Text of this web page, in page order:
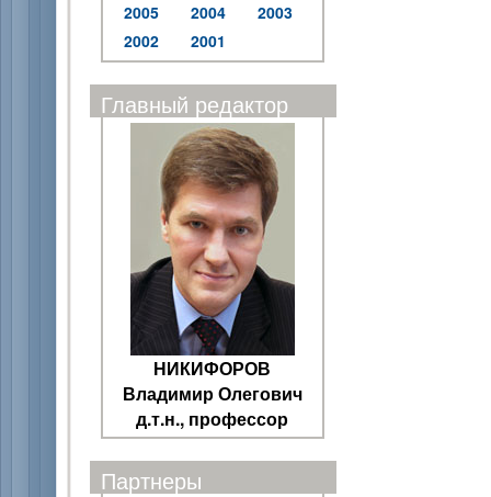
2005
2004
2003
2002
2001
Главный редактор
НИКИФОРОВ
Владимир Олегович
д.т.н., профессор
Партнеры